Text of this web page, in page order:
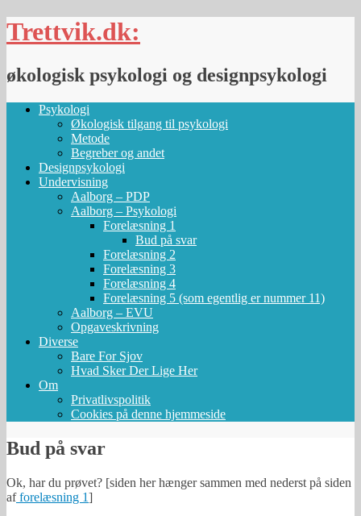
Skip
to
Trettvik.dk:
økologisk psykologi og designpsykologi
Psykologi
Økologisk tilgang til psykologi
Metode
Begreber og andet
Designpsykologi
Undervisning
Aalborg – PDP
Aalborg – Psykologi
Forelæsning 1
Bud på svar
Forelæsning 2
Forelæsning 3
Forelæsning 4
Forelæsning 5 (som egentlig er nummer 11)
Aalborg – EVU
Opgaveskrivning
Diverse
Bare For Sjov
Hvad Sker Der Lige Her
Om
Privatlivspolitik
Cookies på denne hjemmeside
Bud på svar
Ok, har du prøvet? [siden her hænger sammen med nederst på siden
afforelæsning 1]